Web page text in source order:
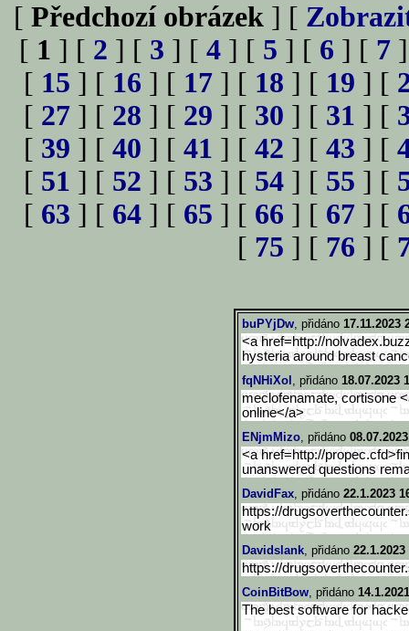
[ Předchozí obrázek ] [
[ 1 ] [ 2 ] [ 3 ] [ 4 ] [ 5 ] [ 6 ] [ 7
[ 15 ] [ 16 ] [ 17 ] [ 18 ] [ 19 ] [
[ 27 ] [ 28 ] [ 29 ] [ 30 ] [ 31 ] [
[ 39 ] [ 40 ] [ 41 ] [ 42 ] [ 43 ] [
[ 51 ] [ 52 ] [ 53 ] [ 54 ] [ 55 ] [
[ 63 ] [ 64 ] [ 65 ] [ 66 ] [ 67 ] [
[ 75 ] [ 76 ] [
buPYjDw, přidáno 17.11.2023
<a href=http://
hysteria around breast
fqNHiXol , přidáno 18.07.2023
meclofenamate, cortisone
online</a>
ENjmMizo, přidáno
<a href=http://
unanswered questions
DavidFax, přidáno 22.1.2023
https://
work
Davidslank, přidáno 22.1.2023
https://
CoinBitBow, přidáno
The best software for